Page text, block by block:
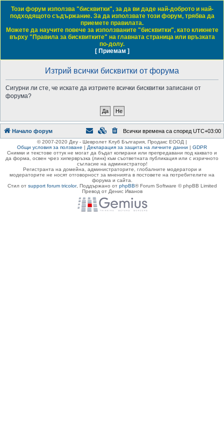
Daewoo & Chevrolet Club Bulgaria
ЧЗВ Правила на форума Влез
Регистрация
Начало форум
Виж активните теми
Изтрий всички бисквитки от форума
Сигурни ли сте, че искате да изтриете всички бисквитки записани от
форума?
Този форум използва "бисквитки", за да ви даде най-доброто и най-
подходящото съдържание. За да използвате този форум, трябва да
приемете правилата.
Можете да научите повече за използваните "бисквитки", като кликнете
върху "Правила за бисквитките" на главната страница или връзката
по-долу.
[ Приемам ]
Начало форум Всички времена са според UTC+03:00
© 2007-2020 Деу - Шевролет Клуб България, Продакс ЕООД |
Общи условия за ползване | Декларация за защита на личните данни | GDPR
Снимки и текстове оттук не могат да бъдат копирани или препредавани под каквато и
да форма, освен чрез хипервръзка (линк) към съответната публикация или с изричното
съгласие на администратор!
Регистранта на домейна, администраторите, глобалните модератори и
модераторите не носят отговорност за мненията в постовете на потребителите на
форума и сайта.
Стил от support forum tricolor, Поддържано от phpBB® Forum Software © phpBB Limited
Превод от Денис Иванов